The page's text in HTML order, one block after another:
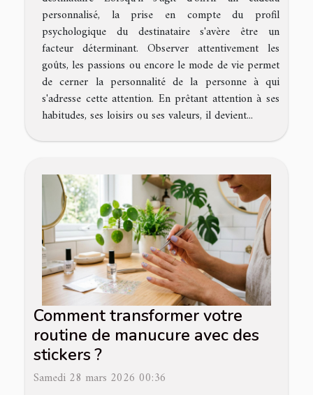
personnalisé, la prise en compte du profil
psychologique du destinataire s'avère être un
facteur déterminant. Observer attentivement les
goûts, les passions ou encore le mode de vie permet
de cerner la personnalité de la personne à qui
s'adresse cette attention. En prêtant attention à ses
habitudes, ses loisirs ou ses valeurs, il devient...
Comment transformer votre
routine de manucure avec des
stickers ?
Samedi 28 mars 2026 00:36